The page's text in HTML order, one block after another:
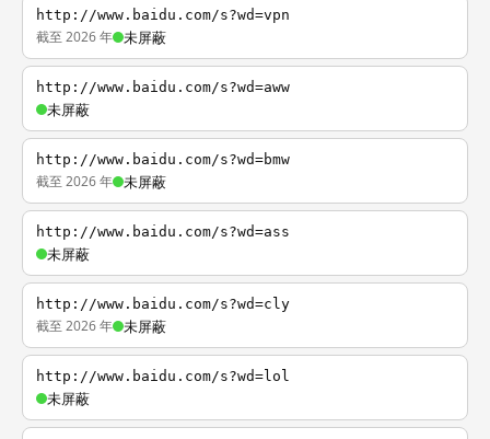
http://www.baidu.com/s?wd=vpn
截至 2026 年 未屏蔽
http://www.baidu.com/s?wd=aww
未屏蔽
http://www.baidu.com/s?wd=bmw
截至 2026 年 未屏蔽
http://www.baidu.com/s?wd=ass
未屏蔽
http://www.baidu.com/s?wd=cly
截至 2026 年 未屏蔽
http://www.baidu.com/s?wd=lol
未屏蔽